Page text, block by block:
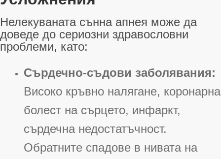
Нелекуваната сънна апнея може да
доведе до сериозни здравословни
проблеми, като:
Сърдечно-съдови заболявания:
Високо кръвно налягане, коронарна
болест на сърцето, инфаркт,
сърдечна недостатъчност.
Обратните спадове в нивата на